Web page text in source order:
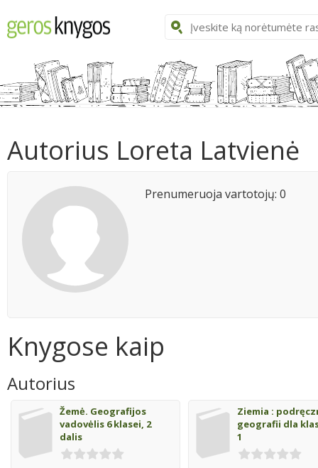
Autorius Loreta Latvienė
Prenumeruoja vartotojų: 0
Knygose kaip
Autorius
Žemė. Geografijos
vadovėlis 6 klasei, 2
dalis
Ziemia :
geografii dla
1